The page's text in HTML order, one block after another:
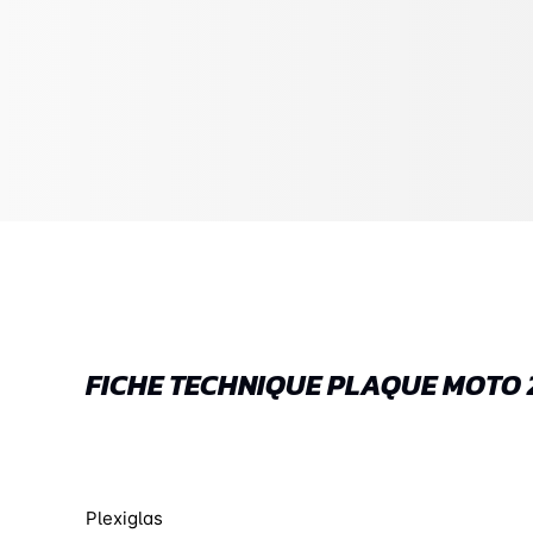
FICHE TECHNIQUE PLAQUE
Plexiglas